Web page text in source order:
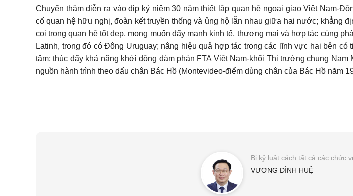
Chuyến thăm diễn ra vào dịp kỷ niệm 30 năm thiết lập quan hệ ngoại giao Việt Nam-
cố quan hệ hữu nghị, đoàn kết truyền thống và ủng hộ lẫn nhau giữa hai nước; khẳng
coi trọng quan hệ tốt đẹp, mong muốn đẩy mạnh kinh tế, thương mại và hợp tác cùng
Latinh, trong đó có Đông Uruguay; nâng hiệu quả hợp tác trong các lĩnh vực hai bên có
tâm; thúc đẩy khả năng khởi động đàm phán FTA Việt Nam-khối Thị trường chung Nam
nguồn hành trình theo dấu chân Bác Hồ (Montevideo-điểm dùng chân của Bác Hồ năm
Bị kỷ luật cách tất cả các chức
VƯƠNG ĐÌNH HUỆ